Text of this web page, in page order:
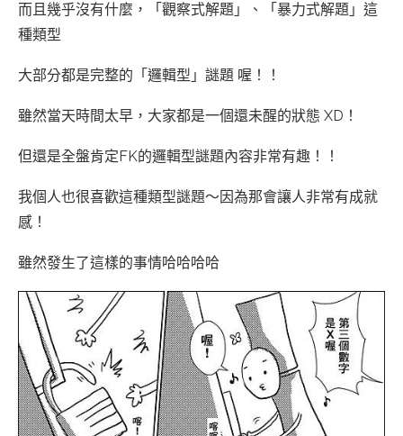
而且幾乎沒有什麼，「觀察式解題」、「暴力式解題」這
種類型
大部分都是完整的「邏輯型」謎題 喔！！
雖然當天時間太早，大家都是一個還未醒的狀態 XD！
但還是全盤肯定FK的邏輯型謎題內容非常有趣！！
我個人也很喜歡這種類型謎題～因為那會讓人非常有成就
感！
雖然發生了這樣的事情哈哈哈哈